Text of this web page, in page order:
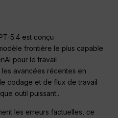
5.4 est conçu
frontière le plus capable
pour le travail
les avancées récentes en
codage et de flux de travail
outil puissant..
les erreurs factuelles, ce